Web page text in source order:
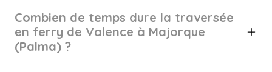
Combien de temps dure la traversée
en ferry de Valence à Majorque
(Palma) ?